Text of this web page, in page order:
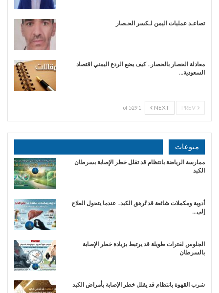
تصاعـد عمليات اليمن لـكسر الحـصار
معادلة الحصار بالحصار.. كيف يضع الردع اليمني اقتصاد
السعودية…
NEXT
1 of 529
منوعات
ممارسة الرياضة بانتظام قد تقلل خطر الإصابة بسرطان
الكبد
أدوية ومكملات شائعة قد تُرهق الكبد.. عندما يتحول العلاج
إلى…
الجلوس لفترات طويلة قد يرتبط بزيادة خطر الإصابة
بالسرطان
شرب القهوة بانتظام قد يقلل خطر الإصابة بأمراض الكبد